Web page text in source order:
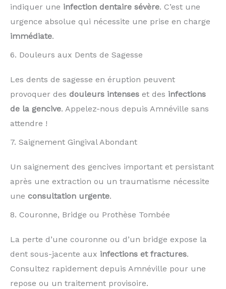
indiquer une infection dentaire sévère. C’est une
urgence absolue qui nécessite une prise en charge
immédiate.
6. Douleurs aux Dents de Sagesse
Les dents de sagesse en éruption peuvent
provoquer des douleurs intenses et des infections
de la gencive. Appelez-nous depuis Amnéville sans
attendre !
7. Saignement Gingival Abondant
Un saignement des gencives important et persistant
après une extraction ou un traumatisme nécessite
une consultation urgente.
8. Couronne, Bridge ou Prothèse Tombée
La perte d’une couronne ou d’un bridge expose la
dent sous-jacente aux infections et fractures.
Consultez rapidement depuis Amnéville pour une
repose ou un traitement provisoire.